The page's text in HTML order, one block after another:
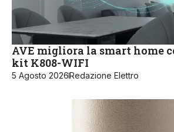
AVE migliora la smart home
kit K808-WIFI
5 Agosto 2026Redazione Elettro